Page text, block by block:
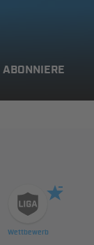
Wettbewerb